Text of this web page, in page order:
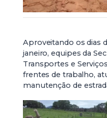
Aproveitando os dias
janeiro, equipes da
Transportes e
frentes de trabalho,
manutenção de